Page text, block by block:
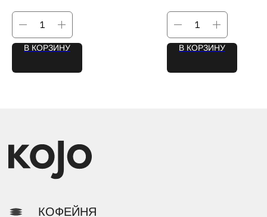
В КОРЗИНУ В КОРЗИНУ